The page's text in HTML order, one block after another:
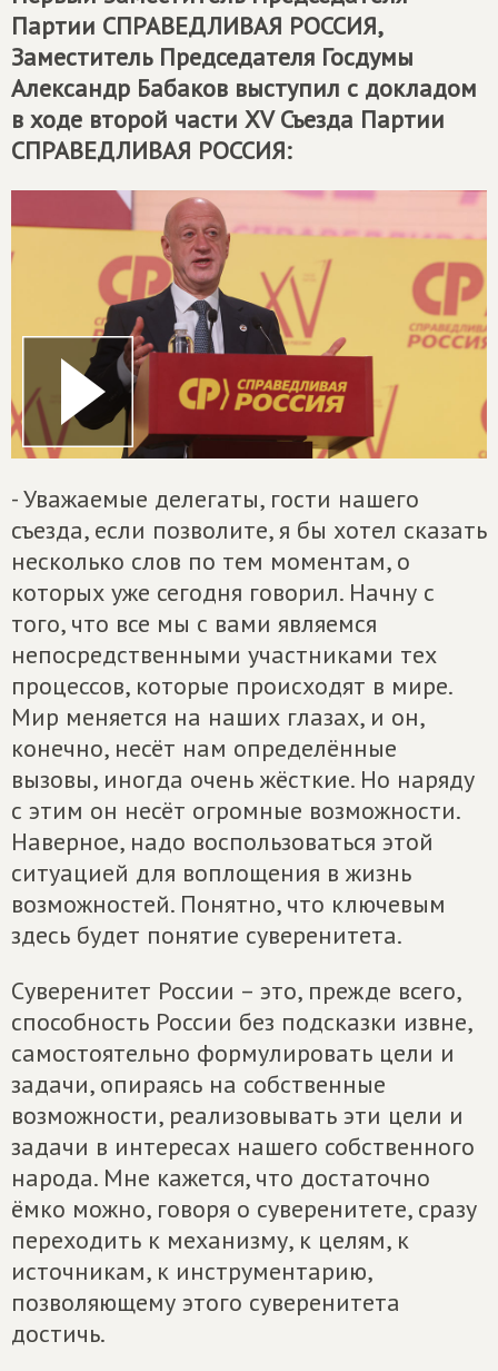
Партии СПРАВЕДЛИВАЯ РОССИЯ,
Заместитель Председателя Госдумы
Александр Бабаков выступил с докладом
в ходе второй части XV Съезда Партии
СПРАВЕДЛИВАЯ РОССИЯ:
- Уважаемые делегаты, гости нашего
съезда, если позволите, я бы хотел сказать
несколько слов по тем моментам, о
которых уже сегодня говорил. Начну с
того, что все мы с вами являемся
непосредственными участниками тех
процессов, которые происходят в мире.
Мир меняется на наших глазах, и он,
конечно, несёт нам определённые
вызовы, иногда очень жёсткие. Но наряду
с этим он несёт огромные возможности.
Наверное, надо воспользоваться этой
ситуацией для воплощения в жизнь
возможностей. Понятно, что ключевым
здесь будет понятие суверенитета.
Суверенитет России – это, прежде всего,
способность России без подсказки извне,
самостоятельно формулировать цели и
задачи, опираясь на собственные
возможности, реализовывать эти цели и
задачи в интересах нашего собственного
народа. Мне кажется, что достаточно
ёмко можно, говоря о суверенитете, сразу
переходить к механизму, к целям, к
источникам, к инструментарию,
позволяющему этого суверенитета
достичь.